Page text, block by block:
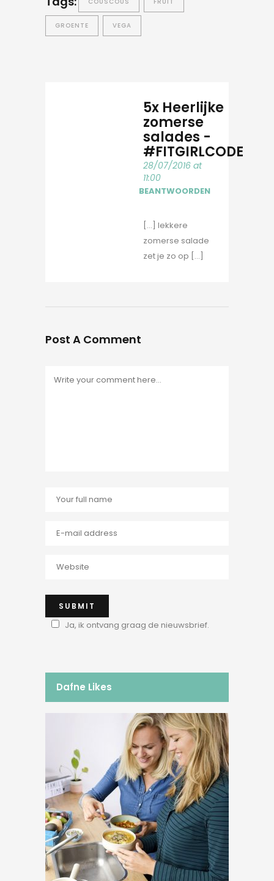
GROENTE VEGA
5x Heerlijke
zomerse
salades -
#FITGIRLCODE
28/07/2016 at
11:00
BEANTWOORDEN
[…] lekkere
zomerse salade
zet je zo op […]
Post A Comment
Ja, ik ontvang graag de nieuwsbrief.
Dafne Likes